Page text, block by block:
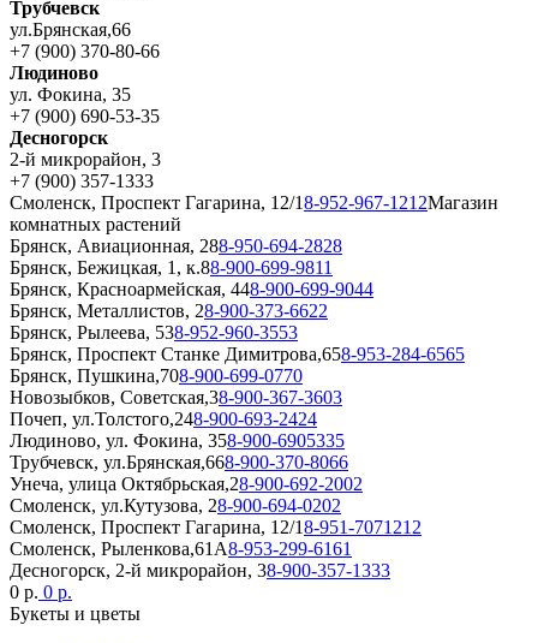
Трубчевск
ул.Брянская,66
+7 (900) 370-80-66
Людиново
ул. Фокина, 35
+7 (900) 690-53-35
Десногорск
2-й микрорайон, 3
+7 (900) 357-1333
Смоленск, Проспект Гагарина, 12/18-952-967-1212Магазин
комнатных растений
Брянск, Авиационная, 288-950-694-2828
Брянск, Бежицкая, 1, к.88-900-699-9811
Брянск, Красноармейская, 448-900-699-9044
Брянск, Металлистов, 28-900-373-6622
Брянск, Рылеева, 538-952-960-3553
Брянск, Проспект Станке Димитрова,658-953-284-6565
Брянск, Пушкина,708-900-699-0770
Новозыбков, Советская,38-900-367-3603
Почеп, ул.Толстого,248-900-693-2424
Людиново, ул. Фокина, 358-900-6905335
Трубчевск, ул.Брянская,668-900-370-8066
Унеча, улица Октябрьская,28-900-692-2002
Смоленск, ул.Кутузова, 28-900-694-0202
Смоленск, Проспект Гагарина, 12/18-951-7071212
Смоленск, Рыленкова,61А8-953-299-6161
Десногорск, 2-й микрорайон, 38-900-357-1333
0 р. 0 р.
Букеты и цветы